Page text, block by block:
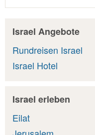
Israel Angebote
Rundreisen Israel
Israel Hotel
Israel erleben
Eilat